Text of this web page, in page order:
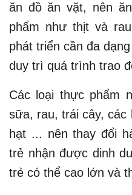
ăn đồ ăn vặt, nên
phẩm như thịt và
phát triển cần đa
duy trì quá trình trao
Các loại thực phẩm
sữa, rau, trái cây, các
hạt ... nên thay đổi
trẻ nhận được dinh
trẻ có thể cao lớn và